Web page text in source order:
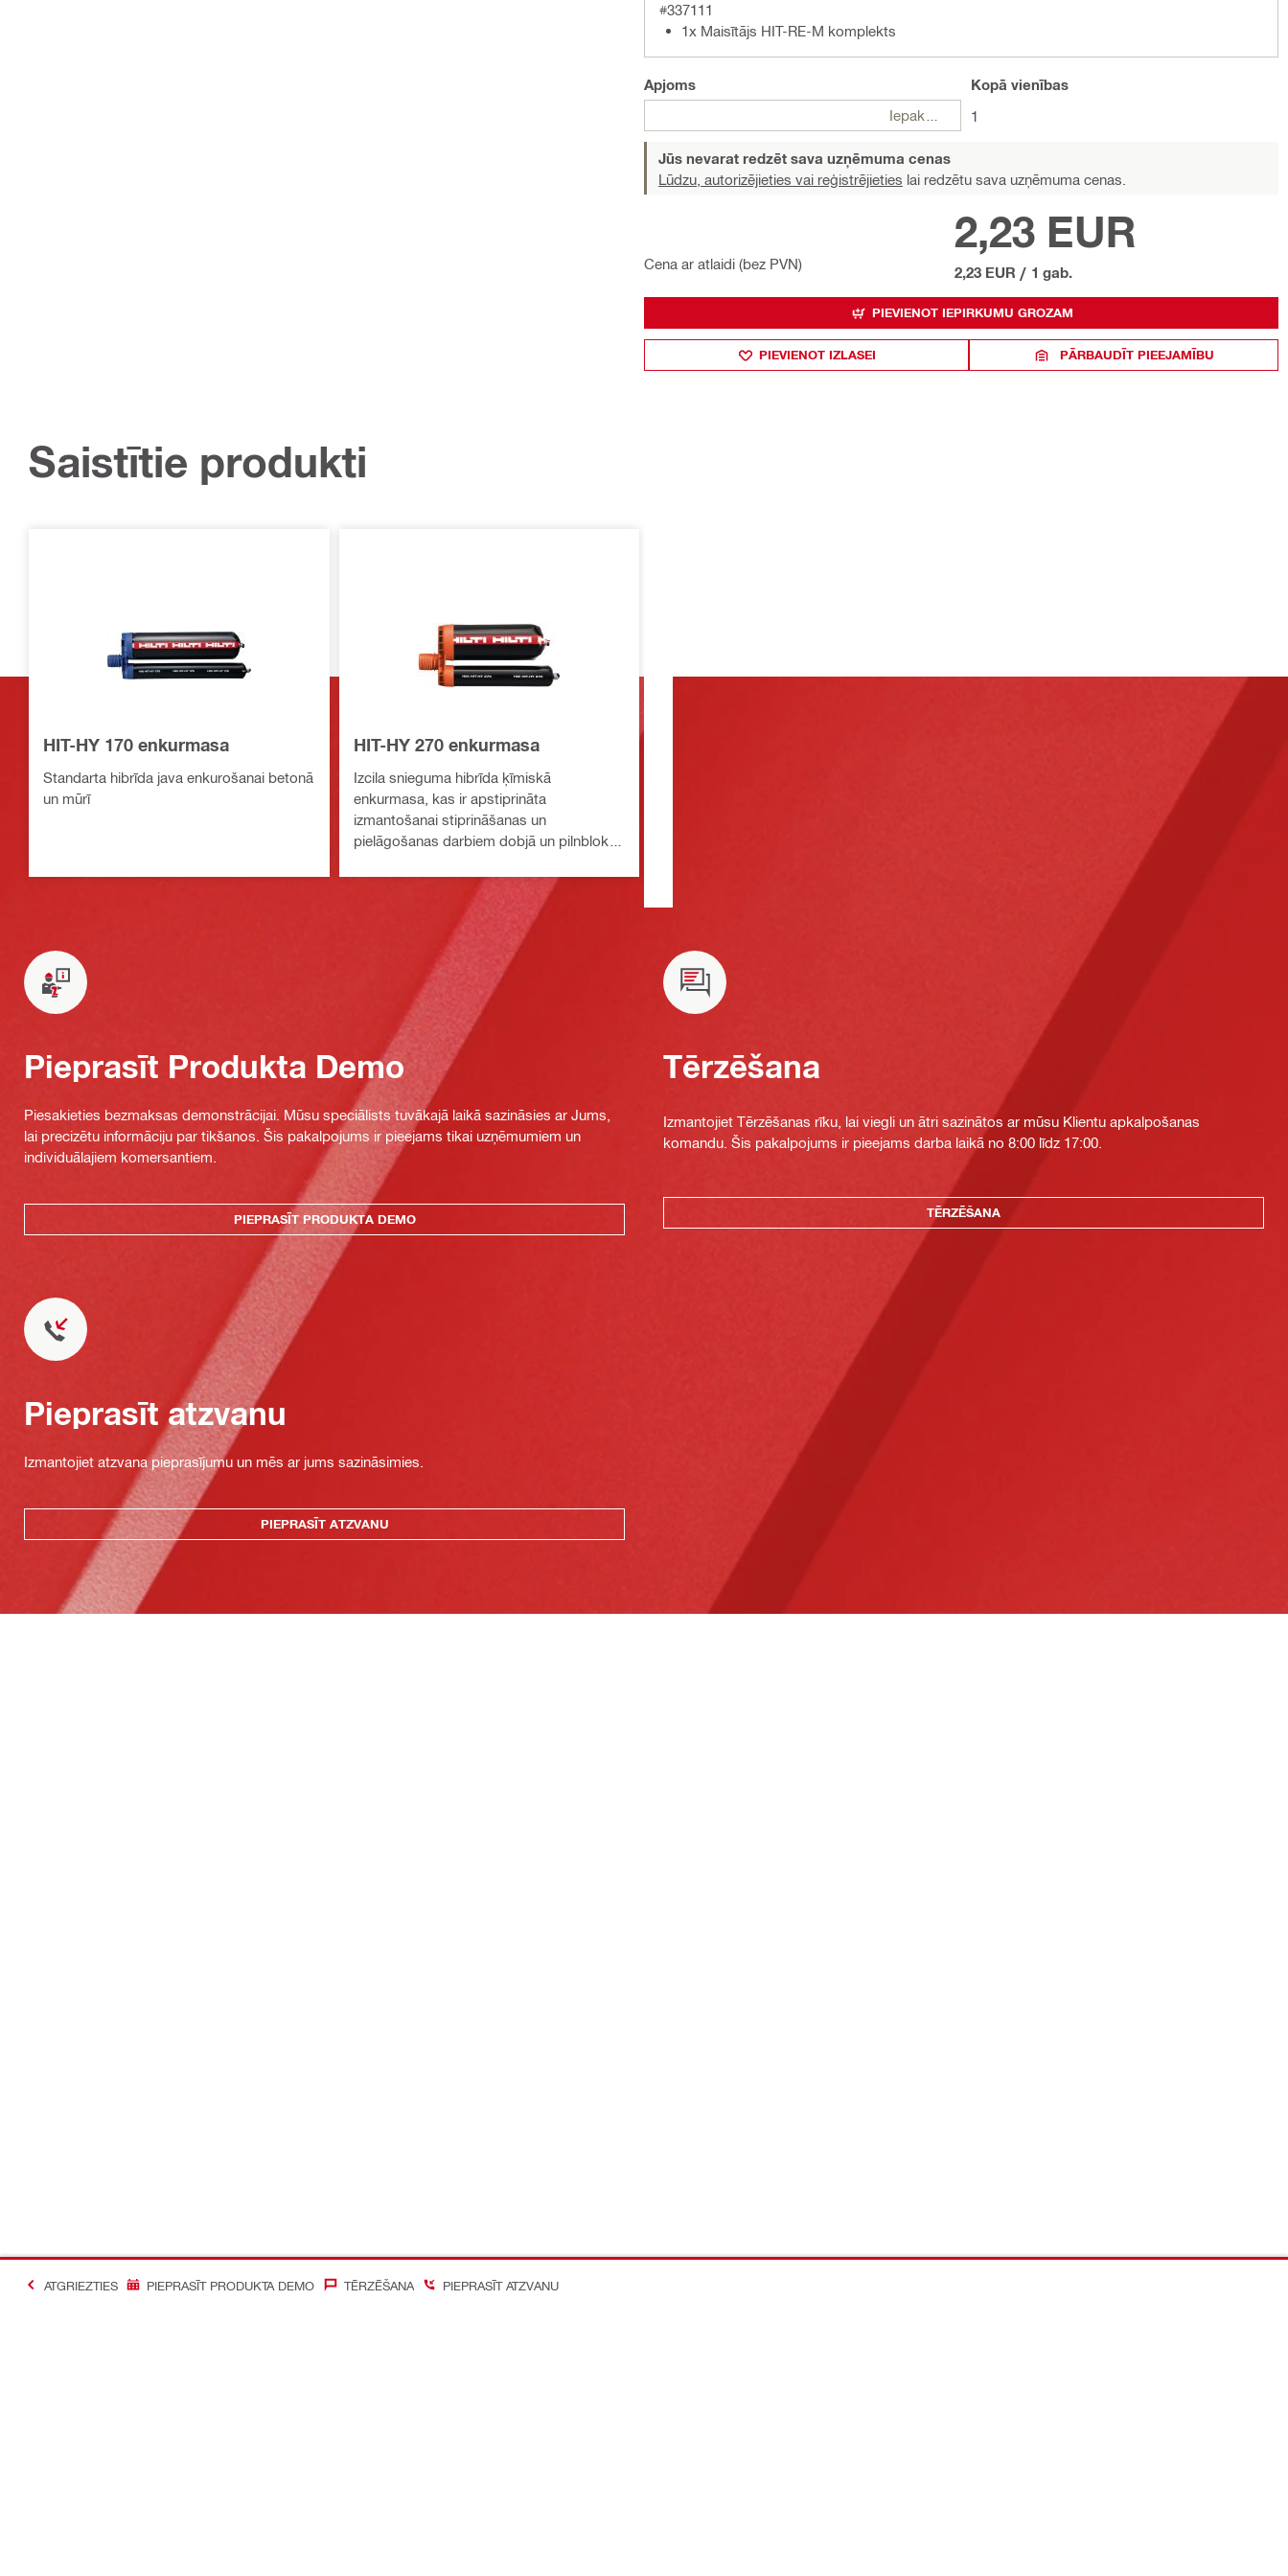
#337111
1x Maisītājs HIT-RE-M komplekts
Apjoms
Iepakojumi
Kopā vienības
1
Jūs nevarat redzēt sava uzņēmuma cenas
Lūdzu, autorizējieties vai reģistrējieties lai redzētu sava uzņēmuma cenas.
Cena ar atlaidi (bez PVN)
2,23 EUR
2,23 EUR / 1 gab.
PIEVIENOT IEPIRKUMU GROZAM
PIEVIENOT IZLASEI PĀRBAUDĪT PIEEJAMĪBU
Saistītie produkti
HIT-HY 170 enkurmasa
Standarta hibrīda java enkurošanai betonā
un mūrī
HIT-HY 270 enkurmasa
Izcila snieguma hibrīda ķīmiskā
enkurmasa, kas ir apstiprināta
izmantošanai stiprināšanas un
pielāgošanas darbiem dobjā un pilnbloku
Pieprasīt Produkta Demo
Piesakieties bezmaksas demonstrācijai. Mūsu speciālists tuvākajā laikā sazināsies ar Jums,
lai precizētu informāciju par tikšanos. Šis pakalpojums ir pieejams tikai uzņēmumiem un
individuālajiem komersantiem.
PIEPRASĪT PRODUKTA DEMO
Tērzēšana
Izmantojiet Tērzēšanas rīku, lai viegli un ātri sazinātos ar mūsu Klientu apkalpošanas
komandu. Šis pakalpojums ir pieejams darba laikā no 8:00 līdz 17:00.
TĒRZĒŠANA
Pieprasīt atzvanu
Izmantojiet atzvana pieprasījumu un mēs ar jums sazināsimies.
PIEPRASĪT ATZVANU
ATGRIEZTIES PIEPRASĪT PRODUKTA DEMO TĒRZĒŠANA PIEPRASĪT ATZVANU